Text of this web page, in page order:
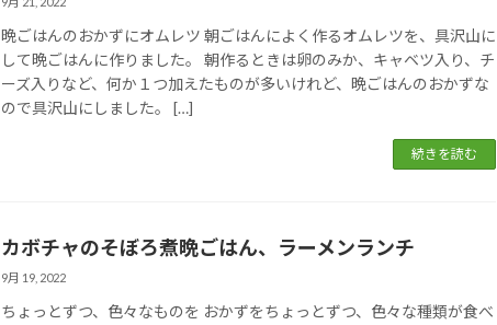
晩ごはんのおかずにオムレツ 朝ごはんによく作るオムレツを、具沢山に
して晩ごはんに作りました。 朝作るときは卵のみか、キャベツ入り、チ
ーズ入りなど、何か１つ加えたものが多いけれど、晩ごはんのおかずな
ので具沢山にしました。 […]
続きを読む
カボチャのそぼろ煮晩ごはん、ラーメンランチ
9月 19, 2022
ちょっとずつ、色々なものを おかずをちょっとずつ、色々な種類が食べ